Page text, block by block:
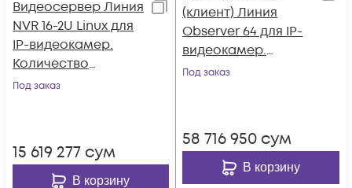
Видеосервер Линия
NVR 16-2U Linux для
IP-видеокамер.
Количество
каналов: видео - 16,
Под заказ
15 619 277 сум
В корзину
(клиент) Линия
Observer 64 для IP-
видеокамер.
Количество
Под заказ
58 716 950 сум
В корзину